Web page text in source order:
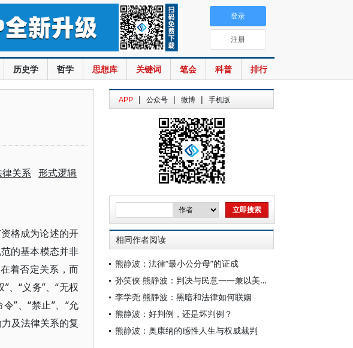
历史学 哲学 思想库 关键词 笔会 科普 排行
登录
注册
律关系 形式逻辑
格成为论述的开
的基本模态并非
着否定关系，而
、“义务”、“无权
”、“禁止”、“允
及法律关系的复
APP | 公众号 | 微博 | 手机版
相同作者阅读
熊静波：法律“最小公分母”的证成
孙笑侠 熊静波：判决与民意——兼以美国为例考察法官如何对待民意
李学尧 熊静波：黑暗和法律如何联姻
熊静波：好判例，还是坏判例？
熊静波：奥康纳的感性人生与权威裁判